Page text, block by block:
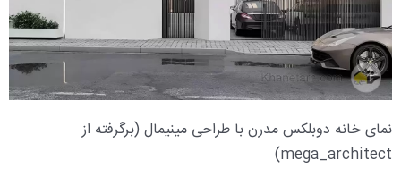
نمای خانه دوبلکس مدرن با طراحی مینیمال (برگرفته از
mega_architect)